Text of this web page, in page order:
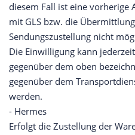
diesem Fall ist eine
mit GLS bzw. die
Sendungszustellung nicht
Die Einwilligung kann
gegenüber dem oben
gegenüber dem
werden.
- Hermes
Erfolgt die Zustellung der